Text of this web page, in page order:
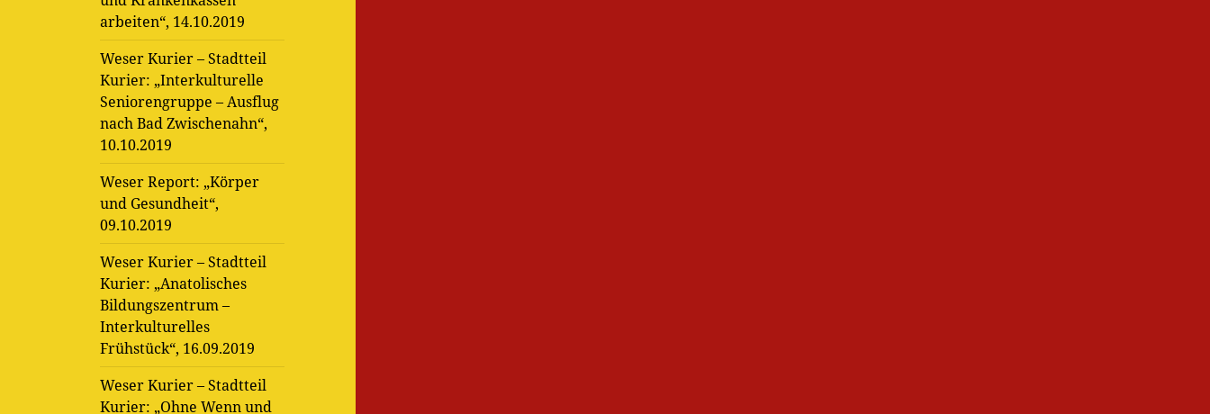
arbeiten“, 14.10.2019
Weser Kurier – Stadtteil
Kurier: „Interkulturelle
Seniorengruppe – Ausflug
nach Bad Zwischenahn“,
10.10.2019
Weser Report: „Körper
und Gesundheit“,
09.10.2019
Weser Kurier – Stadtteil
Kurier: „Anatolisches
Bildungszentrum –
Interkulturelles
Frühstück“, 16.09.2019
Weser Kurier – Stadtteil
Kurier: „Ohne Wenn und